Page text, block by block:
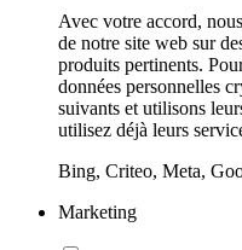
Avec votre accord,
de notre site web sur
produits pertinents.
données personnelles
suivants et utilisons
utilisez déjà leurs
Bing, Criteo, Meta,
Marketing